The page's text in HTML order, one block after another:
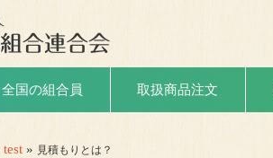
全国の組合員 取扱商品注文
test» 見積もりとは？